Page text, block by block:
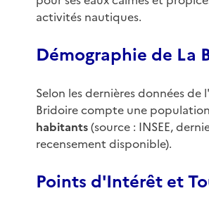
activités nautiques.
Démographie de La
Selon les dernières données de
Bridoire compte une
habitants(source : INSEE,
recensement disponible).
Points d'Intérêt et